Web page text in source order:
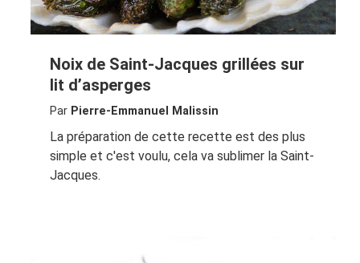
Noix de Saint-Jacques grillées sur
lit d’asperges
Par Pierre-Emmanuel Malissin
La préparation de cette recette est des plus
simple et c'est voulu, cela va sublimer la Saint-
Jacques.